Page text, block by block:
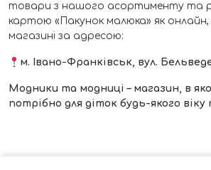
товари з нашого асортименту та
картою «Пакунок малюка» як онлайн,
магазині за адресою:
м. Івано-Франківськ, вул.
Модники та модниці – магазин, в
потрібно для діток будь-якого віку